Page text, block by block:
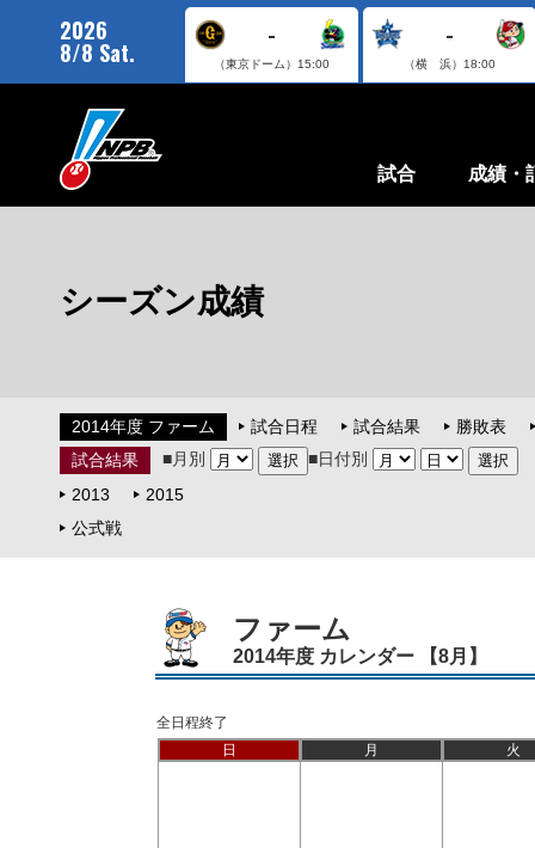
2026
8/8 Sat.
-
（東京ドーム） 15:00
-
（横 浜） 18:00
試合 成績・
シーズン成績
2014年度 ファーム 試合日程 試合結果
勝敗表
試合結果
■月別
■日付別
2013
2015
公式戦
ファーム
2014年度 カレンダー 【8月】
全日程終了
日
月 火